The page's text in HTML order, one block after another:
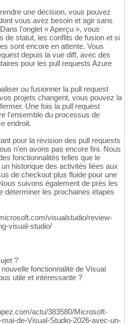
une décision, vous pouvez
vous avez besoin et agir sans
l'onglet « Aperçu », vous
de statut, les conflits de fusion et si
sont encore en attente. Vous
depuis la vue diff, avec des
pour les pull requests Azure
ou fusionner la pull request
projets changent, vous pouvez la
Une fois la pull request
l'ensemble du processus de
endroit.
pour la révision des pull requests
n'en avons pas encore fini. Nous
fonctionnalités telles que le
historique des activités liées aux
de checkout plus fluide pour une
suivons également de près les
déterminer les prochaines étapes
visualstudio/review-
visual-studio/
?
fonctionnalité de Visual
utile et intéressante ?
actu/383580/Microsoft-
de-Visual-Studio-2026-avec-un-